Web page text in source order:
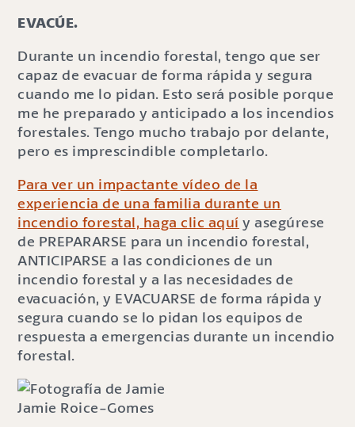
EVACÚE.
Durante un incendio forestal, tengo que ser
capaz de evacuar de forma rápida y segura
cuando me lo pidan. Esto será posible porque
me he preparado y anticipado a los incendios
forestales. Tengo mucho trabajo por delante,
pero es imprescindible completarlo.
Para ver un impactante vídeo de la
experiencia de una familia durante un
incendio forestal, haga clic aquí y asegúrese
de PREPARARSE para un incendio forestal,
ANTICIPARSE a las condiciones de un
incendio forestal y a las necesidades de
evacuación, y EVACUARSE de forma rápida y
segura cuando se lo pidan los equipos de
respuesta a emergencias durante un incendio
forestal.
Jamie Roice-Gomes